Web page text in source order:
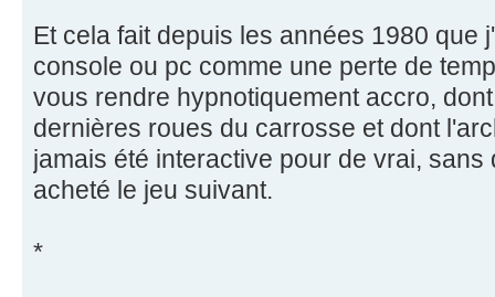
Et cela fait depuis les années 1980 que
console ou pc comme une perte de
vous rendre hypnotiquement accro,
dernières roues du carrosse et dont
jamais été interactive pour de vrai,
acheté le jeu suivant.
*